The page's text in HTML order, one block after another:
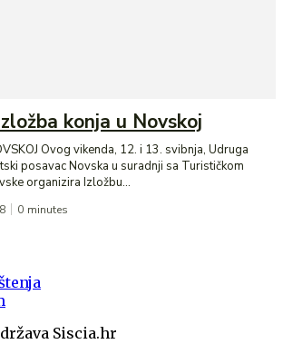
konja u Novskoj
Ovog vikenda, 12. i 13. svibnja, Udruga
posavac Novska u suradnji sa Turističkom
organizira Izložbu...
0 minutes
Siscia.hr